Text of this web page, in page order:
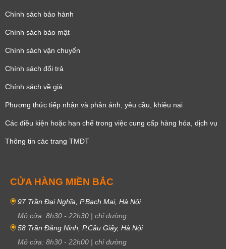
Chính sách bảo hành
Chính sách bảo mật
Chính sách vận chuyển
Chính sách đổi trả
Chính sách về giá
Phương thức tiếp nhận và phản ánh, yêu cầu, khiêu nại
Các điều kiện hoặc hạn chế trong việc cung cấp hàng hóa, dịch vụ
Thông tin các trang TMĐT
CỬA HÀNG MIỀN BẮC
97 Trần Đại Nghĩa, P.Bạch Mai, Hà Nội
Mở cửa: 8h30 - 22h30 | chỉ đường
58 Trần Đăng Ninh, P.Cầu Giấy, Hà Nội
Mở cửa: 8h30 - 22h00 | chỉ đường